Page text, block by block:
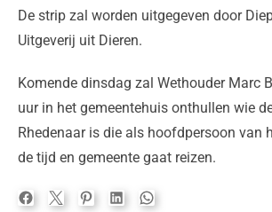
De strip zal worden uitgegeven door
Uitgeverij uit Dieren.
Komende dinsdag zal Wethouder Marc
uur in het gemeentehuis onthullen wie
Rhedenaar is die als hoofdpersoon van
de tijd en gemeente gaat reizen.